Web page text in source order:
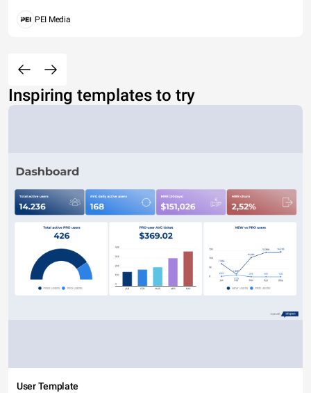
PEI Media
Inspiring templates to try
User Template